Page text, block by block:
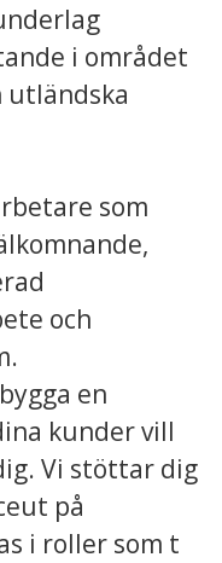
i området
utländska
som
och
en
kunder vill
Vi stöttar dig
på
i roller som t